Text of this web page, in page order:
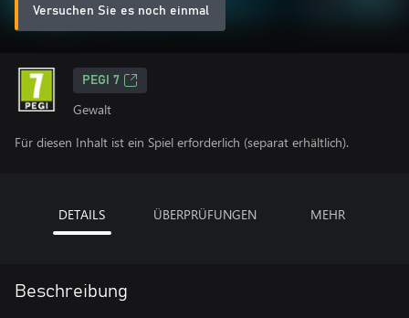
Versuchen Sie es noch einmal
PEGI 7
Gewalt
Für diesen Inhalt ist ein Spiel erforderlich (separat erhältlich).
DETAILS ÜBERPRÜFUNGEN MEHR
Beschreibung